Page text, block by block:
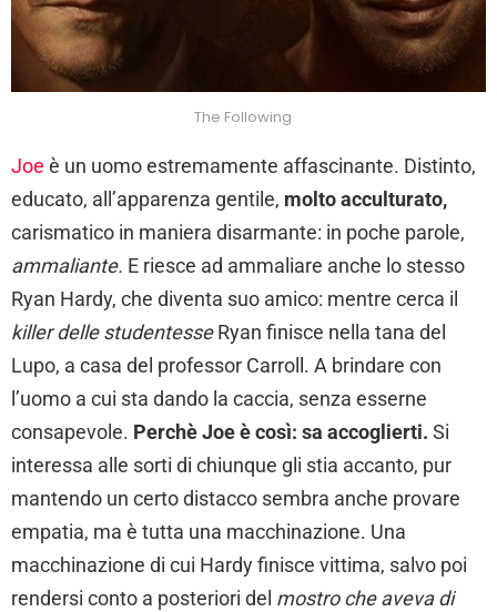
The Following
Joe è un uomo estremamente affascinante. Distinto,
educato, all’apparenza gentile, molto acculturato,
carismatico in maniera disarmante: in poche parole,
ammaliante. E riesce ad ammaliare anche lo stesso
Ryan Hardy, che diventa suo amico: mentre cerca il
killer delle studentesseRyan finisce nella tana del
Lupo, a casa del professor Carroll. A brindare con
l’uomo a cui sta dando la caccia, senza esserne
consapevole. Perchè Joe è così: sa accoglierti. Si
interessa alle sorti di chiunque gli stia accanto, pur
mantendo un certo distacco sembra anche provare
empatia, ma è tutta una macchinazione. Una
macchinazione di cui Hardy finisce vittima, salvo poi
rendersi conto a posteriori del mostro che aveva di